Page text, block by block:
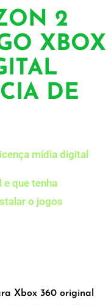
2
XBOX
DE
mídia digital
que tenha
o jogos
Xbox 360 original